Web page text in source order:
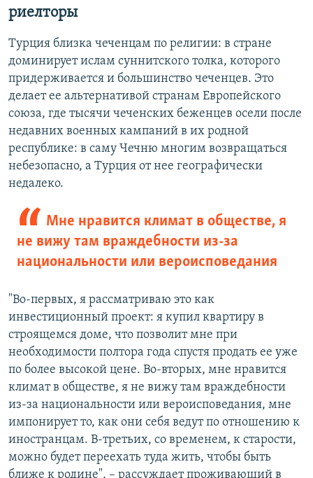
риелторы
Турция близка чеченцам по религии: в стране
доминирует ислам суннитского толка, которого
придерживается и большинство чеченцев. Это
делает ее альтернативой странам Европейского
союза, где тысячи чеченских беженцев осели после
недавних военных кампаний в их родной
республике: в саму Чечню многим возвращаться
небезопасно, а Турция от нее географически
недалеко.
Мне нравится климат в обществе, я
не вижу там враждебности из-за
национальности или вероисповедания
"Во-первых, я рассматриваю это как
инвестиционный проект: я купил квартиру в
строящемся доме, что позволит мне при
необходимости полтора года спустя продать ее уже
по более высокой цене. Во-вторых, мне нравится
климат в обществе, я не вижу там враждебности
из-за национальности или вероисповедания, мне
импонирует то, как они себя ведут по отношению к
иностранцам. В-третьих, со временем, к старости,
можно будет переехать туда жить, чтобы быть
ближе к родине", – рассуждает проживающий в